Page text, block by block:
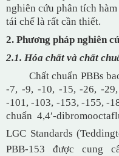
nghiên cứu phân tích
tái chế là rất cần thiết.
2. Phương pháp nghiên
2.1. Hóa chất và chất
Chất chuẩn PBBs
-7, -9, -10, -15, -26, -
-101, -103, -153, -155, -
chuẩn 4,4ʹ-
LGC Standards
PBB-153 được cung